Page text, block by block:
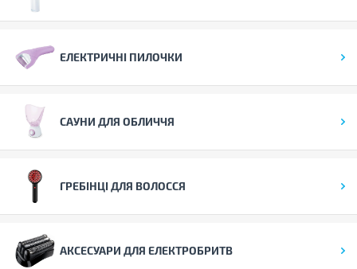
ЕЛЕКТРИЧНІ ПИЛОЧКИ
САУНИ ДЛЯ ОБЛИЧЧЯ
ГРЕБІНЦІ ДЛЯ ВОЛОССЯ
АКСЕСУАРИ ДЛЯ ЕЛЕКТРОБРИТВ